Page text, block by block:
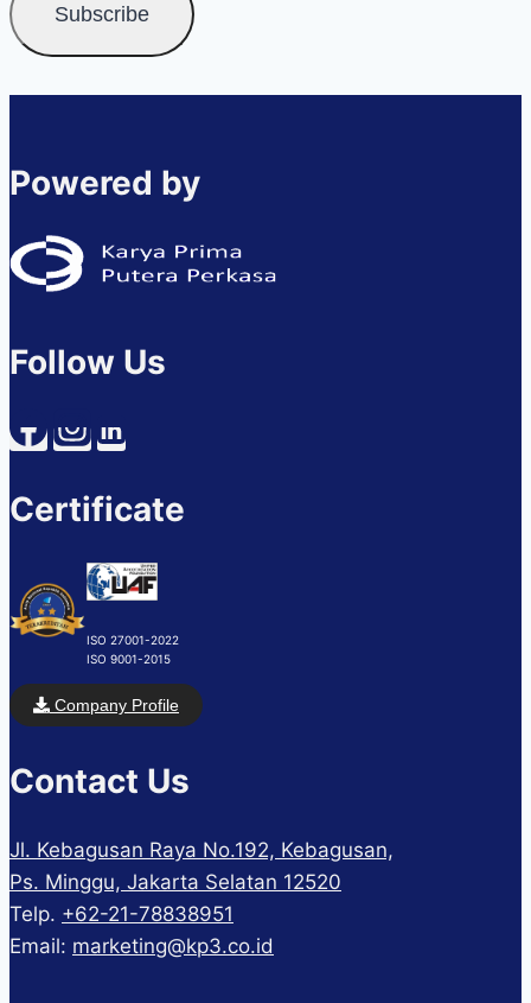
Powered by
Follow Us
Certificate
ISO 27001-2022
ISO 9001-2015
Company Profile
Contact Us
Jl. Kebagusan Raya No.192, Kebagusan,
Ps. Minggu, Jakarta Selatan 12520
Telp. +62-21-78838951
Email: marketing@kp3.co.id